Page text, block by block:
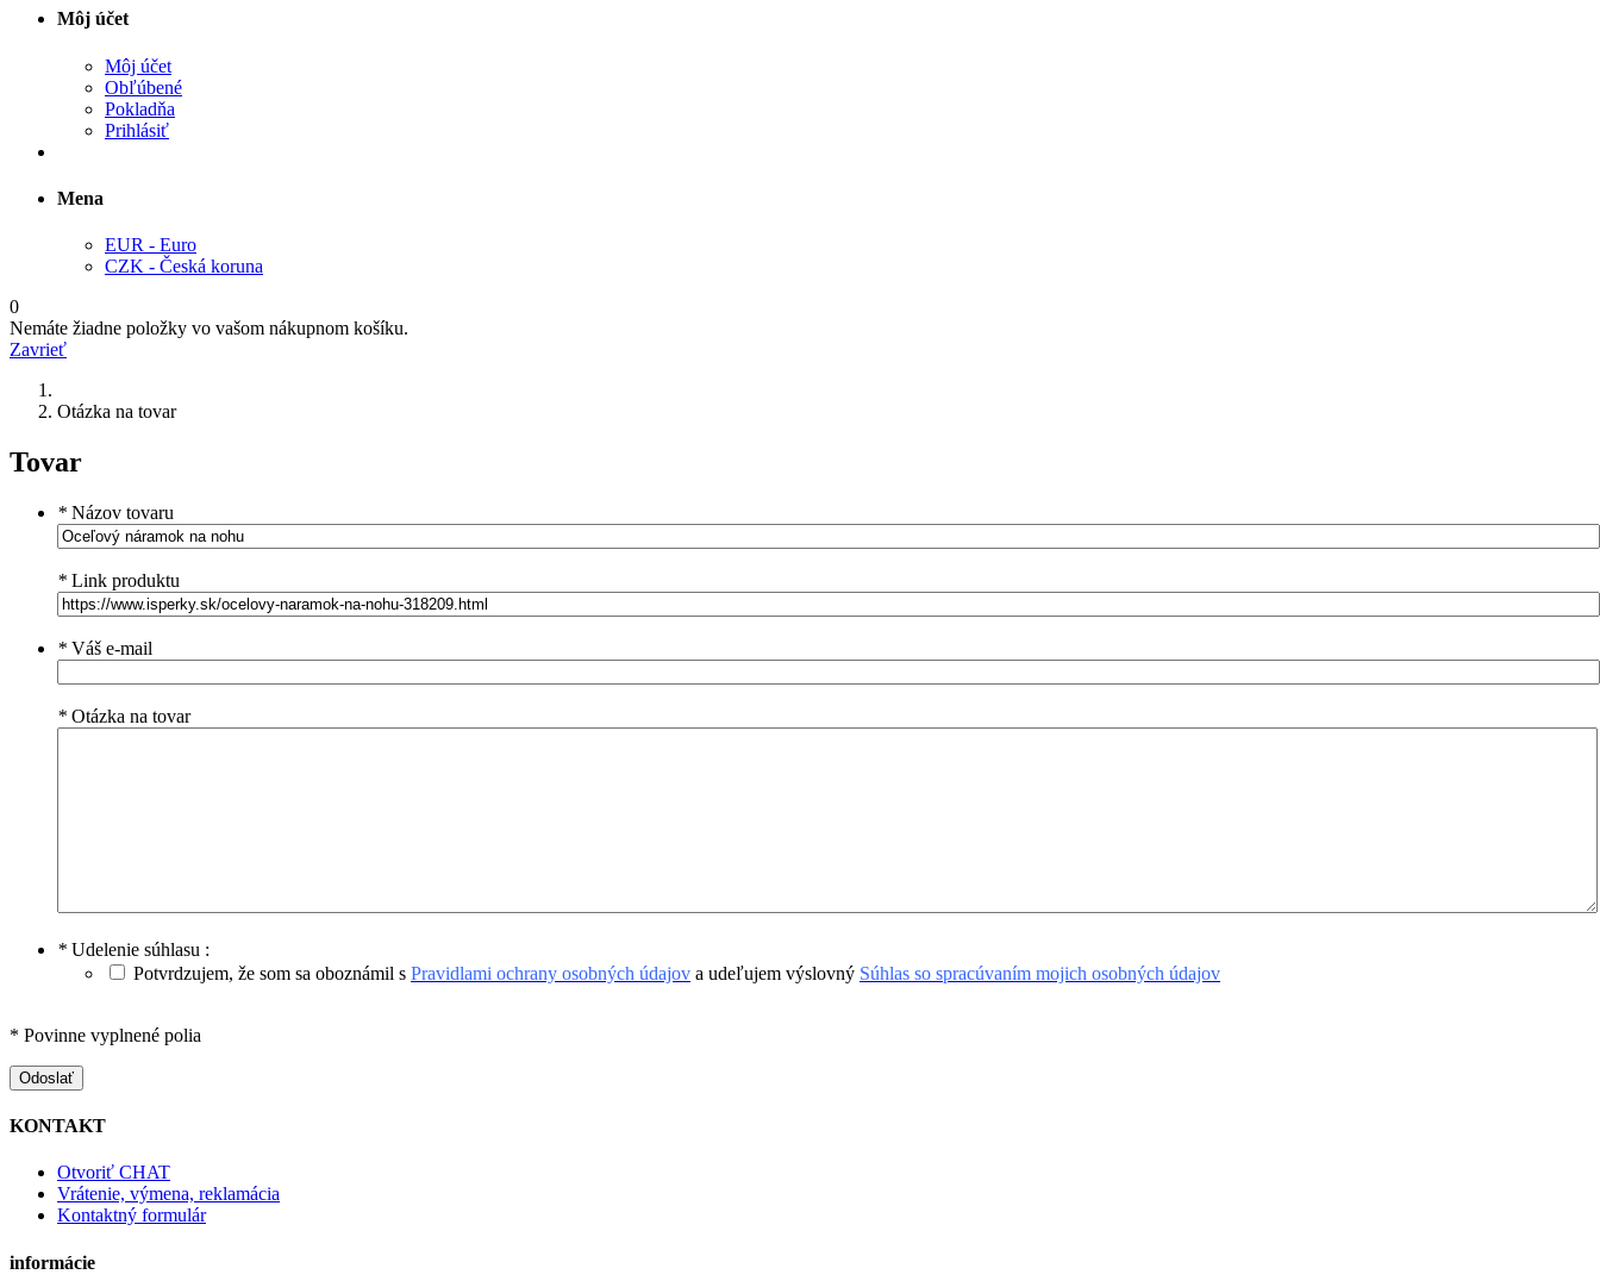
Môj účet
Môj účet
Obľúbené
Pokladňa
Prihlásiť
Mena
EUR - Euro
CZK - Česká koruna
0
Nemáte žiadne položky vo vašom nákupnom košíku.
Zavrieť
Otázka na tovar
Tovar
* Názov tovaru
* Link produktu
* Váš e-mail
* Otázka na tovar
* Udelenie súhlasu :
Potvrdzujem, že som sa oboznámil s Pravidlami ochrany osobných údajov a udeľujem výslovný Súhlas so spracúvaním mojich osobných údajov
* Povinne vyplnené polia
Odoslať
KONTAKT
Otvoriť CHAT
Vrátenie, výmena, reklamácia
Kontaktný formulár
informácie